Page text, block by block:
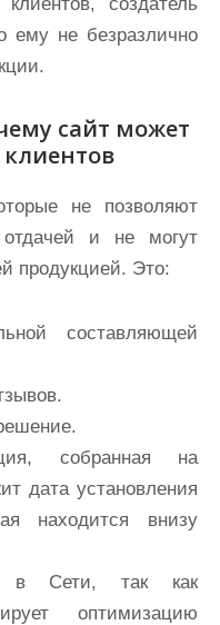
ему не безразлично
сайт может
не позволяют
и не могут
продукцией. Это:
составляющей
собранная на
дата установления
находится внизу
в Сети, так как
оптимизацию